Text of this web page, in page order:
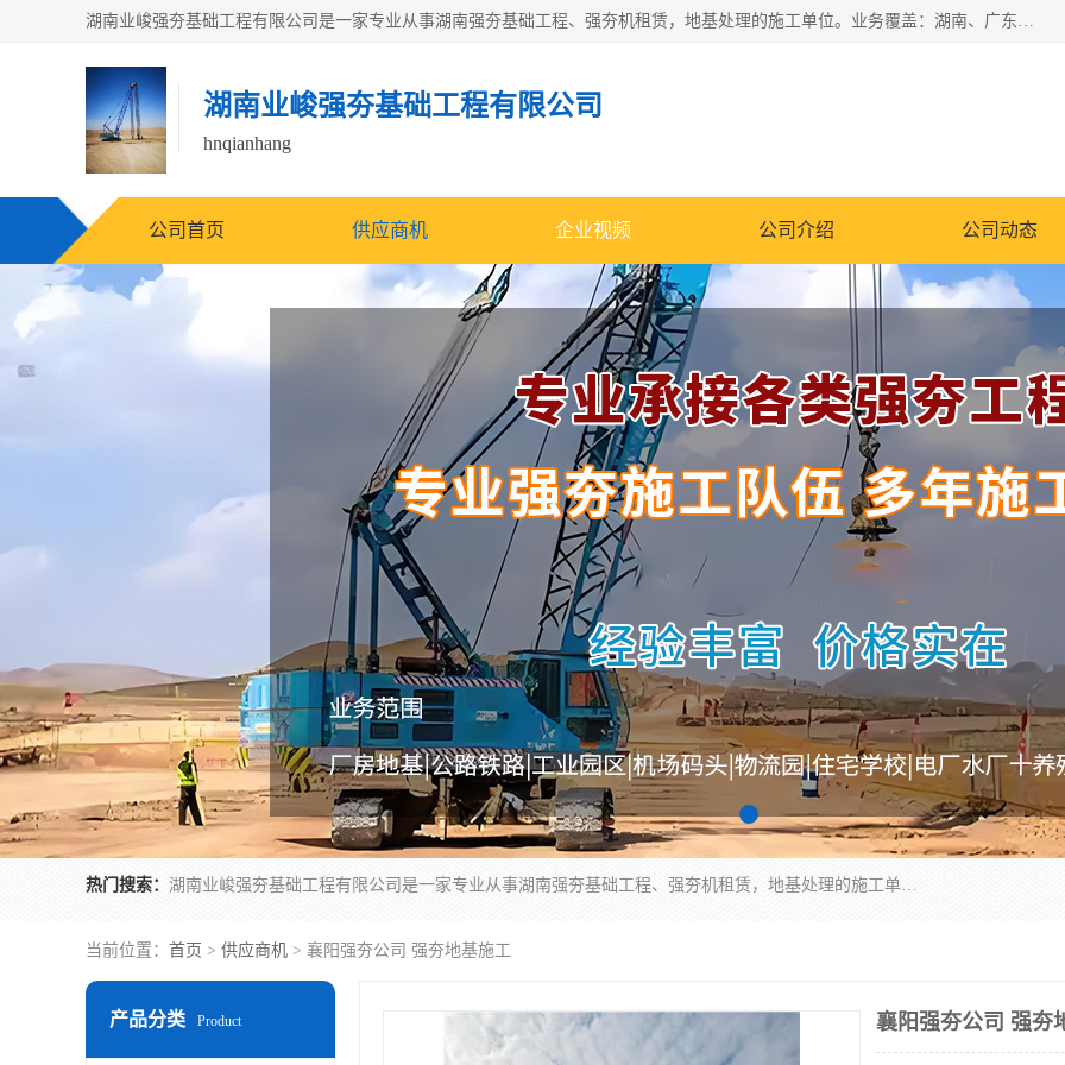
湖南业峻强夯基础工程有限公司是一家专业从事湖南强夯基础工程、强夯机租赁，地基处理的施工单位。业务覆盖：湖南、广东，江西等地。可承接1000KN.m-25000KN.m强夯（置换）工程。公司创始人是国内较早期从事强夯施工的建设者，经过多年的一步一个脚印的发展，在行业内具有较高的度和良好的口碑。
湖南业峻强夯基础工程有限公司
hnqianhang
公司首页 供应商机 企业视频 公司介绍 公司动态
热门搜索： 湖南业峻强夯基础工程有限公司是一家专业从事湖南强夯基础工程、强夯机租赁，地基处理的施工单位。业务覆盖：湖南、广东，江西等地。可承接1000KN.m-25000KN.m强夯（置换）工程。公司创始人是国内较早期从事强夯施工的建设者，经过多年的一步一个脚印的发展，在行业内具有较高的度和良好的口碑。
当前位置： 首页 > 供应商机 > 襄阳强夯公司 强夯地基施工
产品分类 Product 襄阳强夯公司 强夯